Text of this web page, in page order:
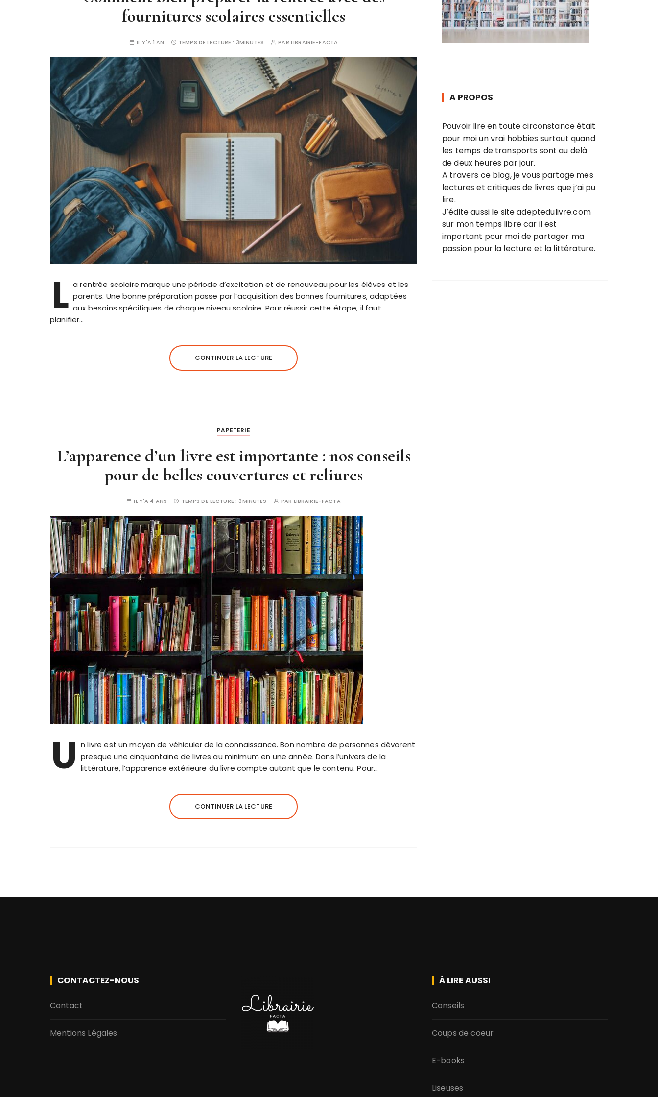
fournitures scolaires essentielles
IL Y'A 1 AN TEMPS DE LECTURE : 3MINUTES PAR LIBRAIRIE-FACTA
L a rentrée scolaire marque une période d’excitation et de renouveau pour les élèves et les
parents. Une bonne préparation passe par l’acquisition des bonnes fournitures, adaptées
aux besoins spécifiques de chaque niveau scolaire. Pour réussir cette étape, il faut
planifier…
CONTINUER LA LECTURE
PAPETERIE
L’apparence d’un livre est importante : nos conseils
pour de belles couvertures et reliures
IL Y'A 4 ANS TEMPS DE LECTURE : 3MINUTES PAR LIBRAIRIE-FACTA
U n livre est un moyen de véhiculer de la connaissance. Bon nombre de personnes dévorent
presque une cinquantaine de livres au minimum en une année. Dans l’univers de la
littérature, l’apparence extérieure du livre compte autant que le contenu. Pour…
CONTINUER LA LECTURE
A PROPOS
Pouvoir lire en toute circonstance était
pour moi un vrai hobbies surtout quand
les temps de transports sont au delà
de deux heures par jour.
A travers ce blog, je vous partage mes
lectures et critiques de livres que j’ai pu
lire.
J’édite aussi le siteadeptedulivre.com
sur mon temps libre car il est
important pour moi de partager ma
passion pour la lecture et la littérature.
CONTACTEZ-NOUS
Contact
Mentions Légales
À LIRE AUSSI
Conseils
Coups de coeur
E-books
Liseuses